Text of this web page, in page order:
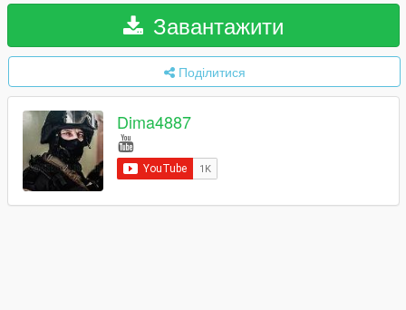
Завантажити
Поділитися
Dima4887